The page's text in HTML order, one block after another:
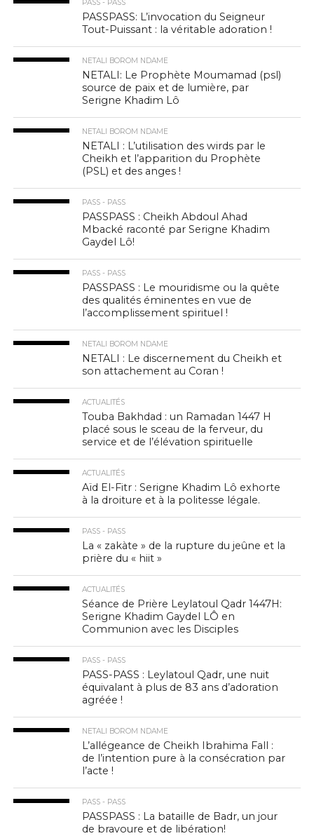
PASS - PASS
PASSPASS: L’invocation du Seigneur
Tout-Puissant : la véritable adoration !
NETALI BOROM NDAME
NETALI: Le Prophète Moumamad (psl)
source de paix et de lumière, par
Serigne Khadim Lô
NETALI BOROM NDAME
NETALI : L’utilisation des wirds par le
Cheikh et l’apparition du Prophète
(PSL) et des anges !
PASS - PASS
PASSPASS : Cheikh Abdoul Ahad
Mbacké raconté par Serigne Khadim
Gaydel Lô!
PASS - PASS
PASSPASS : Le mouridisme ou la quête
des qualités éminentes en vue de
l’accomplissement spirituel !
NETALI BOROM NDAME
NETALI : Le discernement du Cheikh et
son attachement au Coran !
ACTUALITÉS
Touba Bakhdad : un Ramadan 1447 H
placé sous le sceau de la ferveur, du
service et de l’élévation spirituelle
ACTUALITÉS
Aïd El-Fitr : Serigne Khadim Lô exhorte
à la droiture et à la politesse légale.
PASS - PASS
La « zakàte » de la rupture du jeûne et la
prière du « hiit »
ACTUALITÉS
Séance de Prière Leylatoul Qadr 1447H:
Serigne Khadim Gaydel LÔ en
Communion avec les Disciples
PASS - PASS
PASS-PASS : Leylatoul Qadr, une nuit
équivalant à plus de 83 ans d’adoration
agréée !
NETALI BOROM NDAME
L’allégeance de Cheikh Ibrahima Fall :
de l’intention pure à la consécration par
l’acte !
PASS - PASS
PASSPASS : La bataille de Badr, un jour
de bravoure et de libération!